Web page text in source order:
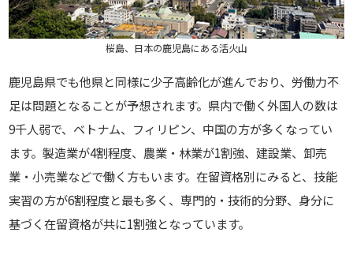
桜島、日本の鹿児島にある活火山
鹿児島県でも他県と同様に少子高齢化が進んでおり、労働力不
足は問題となることが予想されます。県内で働く外国人の数は
9千人弱で、ベトナム、フィリピン、中国の方が多くなってい
ます。製造業が4割程度、農業・林業が1割強、建設業、卸売
業・小売業などで働く方もいます。在留資格別にみると、技能
実習の方が6割程度と最も多く、専門的・技術的分野、身分に
基づく在留資格が共に1割強となっています。